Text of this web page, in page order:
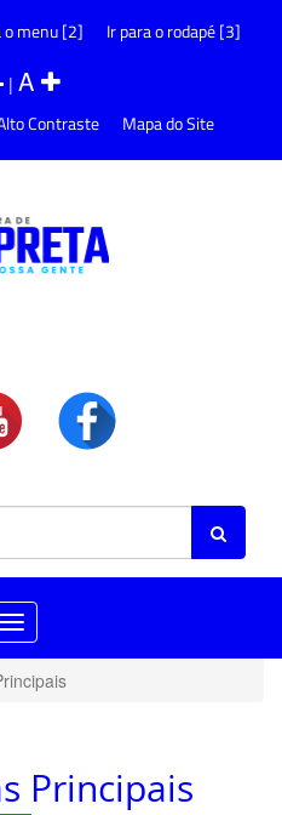
o menu [2] Ir para o rodapé [3]
|A
Contraste Mapa do Site
Toggle
navigation
Principais